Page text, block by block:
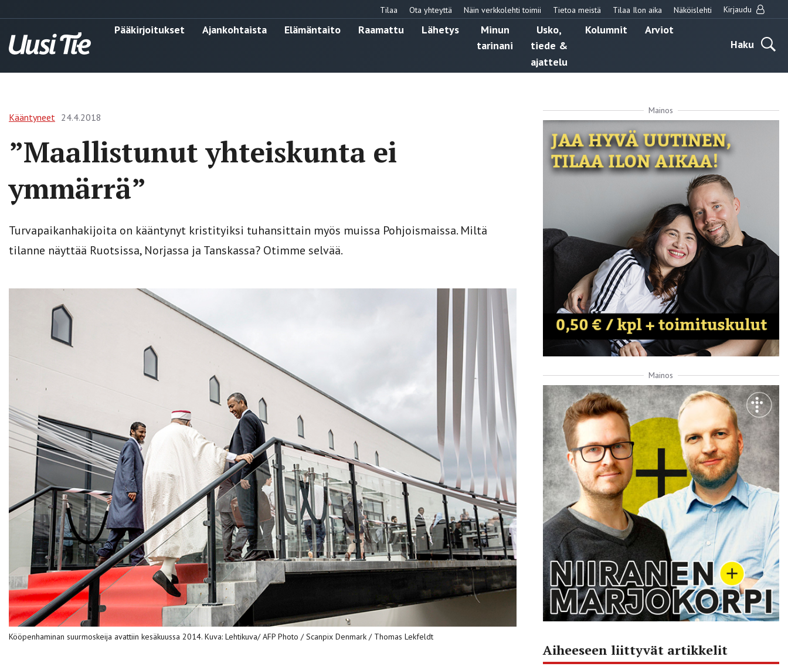
Tilaa Ota yhteyttä Näin verkkolehti toimii Tietoa meistä Tilaa Ilon aika Näköislehti Kirjaudu
Pääkirjoitukset Ajankohtaista Elämäntaito Raamattu Lähetys
Minun
tarinani
Usko,
tiede &
ajattelu
Kolumnit
Arviot
Haku
Kääntyneet 24.4.2018
”Maallistunut yhteiskunta ei
ymmärrä”
Turvapaikanhakijoita on kääntynyt kristityiksi tuhansittain myös muissa Pohjoismaissa. Miltä
tilanne näyttää Ruotsissa, Norjassa ja Tanskassa? Otimme selvää.
Kööpenhaminan suurmoskeija avattiin kesäkuussa 2014. Kuva: Lehtikuva/ AFP Photo / Scanpix Denmark / Thomas Lekfeldt
Mainos
Mainos
Aiheeseen liittyvät artikkelit